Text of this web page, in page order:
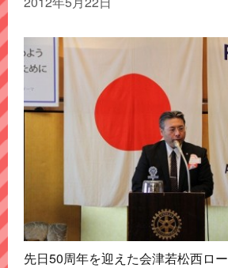
先日50周年を迎えた会津若松西ロ